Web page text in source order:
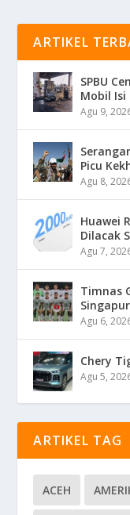
ARTIKEL
SPBU
Mobil
Agu 9,
Picu
Agu 8,
Huawei
Dilacak
Agu 7,
Timnas
Agu 6,
Chery
Agu 5,
ARTIKEL TAG
ACEH